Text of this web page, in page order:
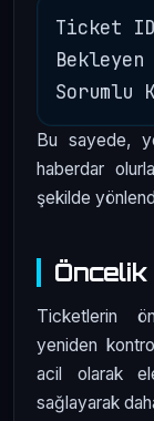
Ticket
Bu sayede,
haberdar
şekilde
Ticketlerin
yeniden
acil olarak
sağlayarak